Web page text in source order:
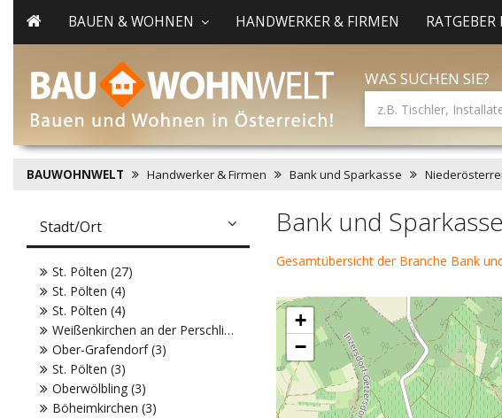
BAUEN & WOHNEN HANDWERKER & FIRMEN RATGEBER
WAS SUCHEN SIE?
BAUWOHNWELT Handwerker & Firmen Bank und Sparkasse
Bank und
Gesamtübersicht der Branche Bank
+
−
Stadt/Ort
St. Pölten (27)
St. Pölten (4)
St. Pölten (4)
Weißenkirchen an der Perschling (3)
Ober-Grafendorf (3)
St. Pölten (3)
Oberwölbling (3)
Böheimkirchen (3)